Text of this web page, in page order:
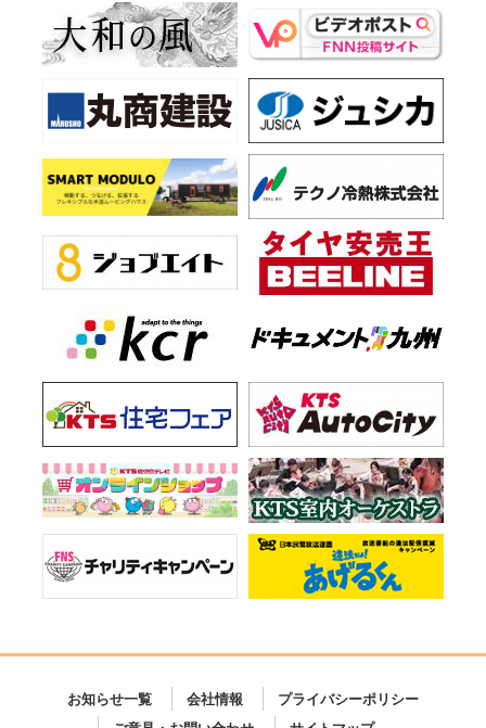
お知らせ一覧 会社情報
プライバシーポリシー